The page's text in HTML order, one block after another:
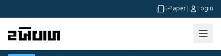
E-Paper Login